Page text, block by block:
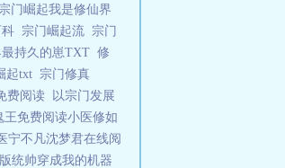
宗门崛起我是修仙界
科 宗门崛起流 宗门
持久的崽TXT 修
起txt 宗门修真
费阅读
以宗门发展
王免费阅读小医修如
宁不凡沈梦君在线阅
统帅穿成我的机器